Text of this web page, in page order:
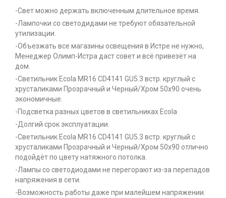
-Свет можно держать включенным длительное время.
-Лампочки со светодидами не требуют обязательной
утилизации.
-Объезжать все магазины освещения в Истре не нужно,
Менеджер Олимп-Истра даст совет и всё привезёт на
дом.
-Светильник Ecola MR16 CD4141 GU5.3 встр. круглый с
хрусталиками Прозрачный и Черный/Хром 50x90 очень
экономичные.
-Подсветка разных цветов в светильниках Ecola
-Долгий срок эксплуатации.
-Светильник Ecola MR16 CD4141 GU5.3 встр. круглый с
хрусталиками Прозрачный и Черный/Хром 50x90 отлично
подойдёт по цвету натяжного потолка.
-Лампы со светодиодами не перегорают из-за перепадов
напряжения в сети.
-Возможность работы даже при малейшем напряжении.